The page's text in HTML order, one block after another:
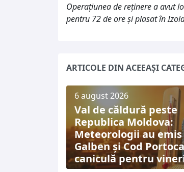
Operaţiunea de reţinere a avut
pentru 72 de ore şi plasat în
ARTICOLE DIN ACEEAȘI
6 august 2026
Val de căldură peste
Republica Moldova:
Meteorologii au emis
Galben și Cod
caniculă pentru